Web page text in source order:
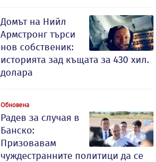
Домът на Нийл
Армстронг търси
нов собственик:
историята зад къщата за 430 хил.
долара
Обновена
Радев за случая в
Банско:
Призовавам
чуждестранните политици да се